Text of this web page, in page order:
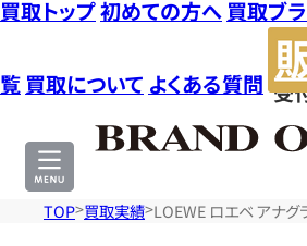
イ
ヤ
ル
受
買取トップ初めての方へ 買取ブ
覧 買取について よくある質問
TOP 買取実績 LOEWE ロエベ アナ